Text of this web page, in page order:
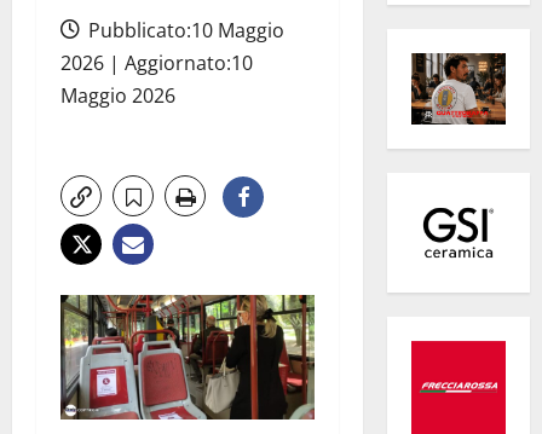
Pubblicato:10 Maggio
2026 | Aggiornato:10
Maggio 2026